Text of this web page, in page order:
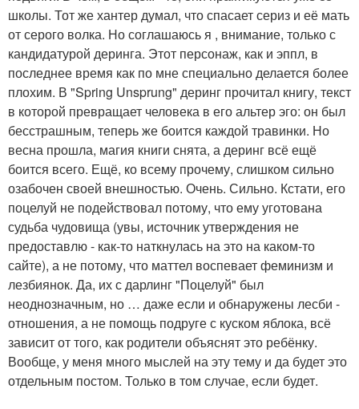
школы. Тот же хантер думал, что спасает сериз и её мать
от серого волка. Но соглашаюсь я , внимание, только с
кандидатурой деринга. Этот персонаж, как и эппл, в
последнее время как по мне специально делается более
плохим. В "Spring Unsprung" деринг прочитал книгу, текст
в которой превращает человека в его альтер эго: он был
бесстрашным, теперь же боится каждой травинки. Но
весна прошла, магия книги снята, а деринг всё ещё
боится всего. Ещё, ко всему прочему, слишком сильно
озабочен своей внешностью. Очень. Сильно. Кстати, его
поцелуй не подействовал потому, что ему уготована
судьба чудовища (увы, источник утверждения не
предоставлю - как-то наткнулась на это на каком-то
сайте), а не потому, что маттел воспевает феминизм и
лезбиянок. Да, их с дарлинг "Поцелуй" был
неоднозначным, но … даже если и обнаружены лесби -
отношения, а не помощь подруге с куском яблока, всё
зависит от того, как родители объяснят это ребёнку.
Вообще, у меня много мыслей на эту тему и да будет это
отдельным постом. Только в том случае, если будет.